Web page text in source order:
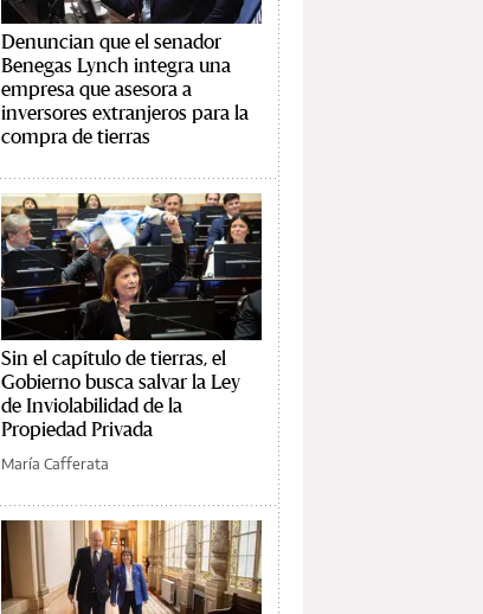
Denuncian que el senador
Benegas Lynch integra una
empresa que asesora a
inversores extranjeros para la
compra de tierras
Sin el capítulo de tierras, el
Gobierno busca salvar la Ley
de Inviolabilidad de la
Propiedad Privada
María Cafferata